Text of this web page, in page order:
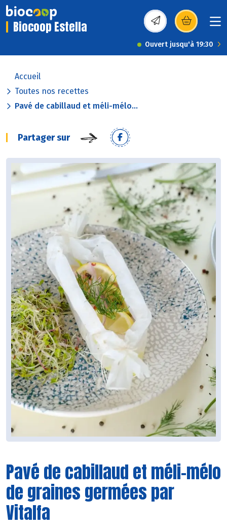
Biocoop Estella (s’ouvre dans une
Ouvert jusqu'à 19:30
Accueil
Toutes nos recettes
Pavé de cabillaud et méli-mélo...
Partager sur
Pavé de cabillaud et méli-mélo
de graines germées par
Vitalfa